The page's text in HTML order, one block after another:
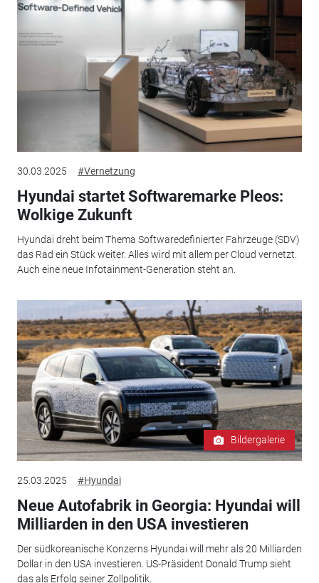
30.03.2025 #Vernetzung
Hyundai startet Softwaremarke Pleos:
Wolkige Zukunft
Hyundai dreht beim Thema Softwaredefinierter Fahrzeuge (SDV)
das Rad ein Stück weiter. Alles wird mit allem per Cloud vernetzt.
Auch eine neue Infotainment-Generation steht an.
Bildergalerie
25.03.2025 #Hyundai
Neue Autofabrik in Georgia: Hyundai will
Milliarden in den USA investieren
Der südkoreanische Konzerns Hyundai will mehr als 20 Milliarden
Dollar in den USA investieren. US-Präsident Donald Trump sieht
das als Erfolg seiner Zollpolitik.